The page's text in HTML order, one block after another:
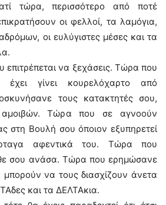
τώρα, περισσότερο από ποτέ
οι φελλοί, τα λαμόγια,
οι ευλύγιστες μέσες και τα
να ξεχάσεις. Τώρα που
γίνει κουρελόχαρτο από
τους κατακτητές σου,
αμοιβών. Τώρα που σε αγνοούν
στη Βουλή σου όποιον εξυπηρετεί
αφεντικά του. Τώρα που
σου ανάσα. Τώρα που ερημώσανε
να τους διασχίζουν άνετα
και τα ΔΕΛΤΑκια.